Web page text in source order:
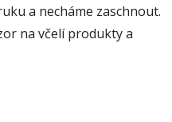
a necháme zaschnout.
na včelí produkty a